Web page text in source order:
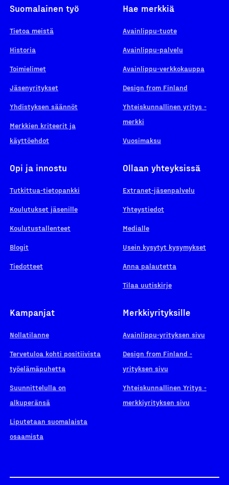
Suomalainen työ
Tietoa meistä
Historia
Toimielimet
Jäsenyritykset
Yhdistyksen säännöt
Merkkien kriteerit ja
käyttöehdot
Hae merkkiä
Avainlippu-tuote
Avainlippu-palvelu
Avainlippu-verkkokauppa
Design from Finland
Yhteiskunnallinen yritys -
merkki
Vuosimaksu
Opi ja innostu
Tutkittua-tietopankki
Koulutukset jäsenille
Koulutustallenteet
Blogit
Tiedotteet
Ollaan yhteyksissä
Extranet-jäsenpalvelu
Yhteystiedot
Medialle
Usein kysytyt kysymykset
Anna palautetta
Tilaa uutiskirje
Kampanjat
Nollatilanne
Tervetuloa kohti positiivista
työelämäpuhetta
Suunnittelulla on
alkuperänsä
Liputetaan suomalaista
osaamista
Merkkiyrityksille
Avainlippu-yrityksen sivu
Design from Finland -
yrityksen sivu
Yhteiskunnallinen Yritys -
merkkiyrityksen sivu